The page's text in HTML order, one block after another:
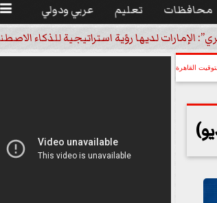
محافظات تعليم عربي ودولي 
الإمارات لديها رؤية استراتيجية للذكاء
بتوقيت القاهرة